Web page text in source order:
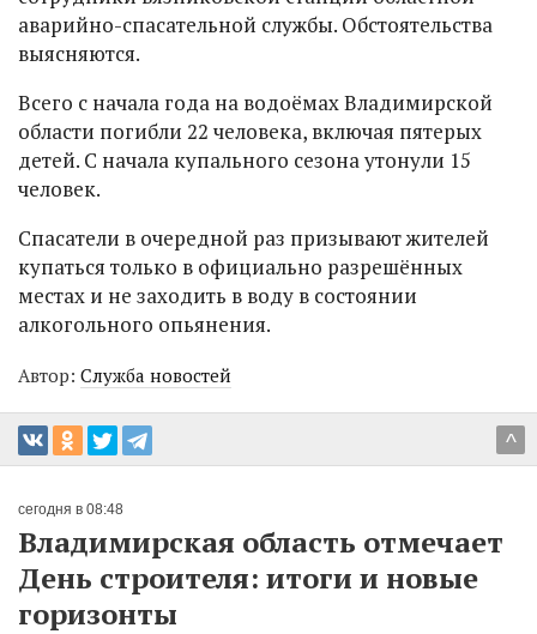
аварийно-спасательной службы. Обстоятельства
выясняются.
Всего с начала года на водоёмах Владимирской
области погибли 22 человека, включая пятерых
детей. С начала купального сезона утонули 15
человек.
Спасатели в очередной раз призывают жителей
купаться только в официально разрешённых
местах и не заходить в воду в состоянии
алкогольного опьянения.
Автор: Служба новостей
^
сегодня в 08:48
Владимирская область отмечает
День строителя: итоги и новые
горизонты